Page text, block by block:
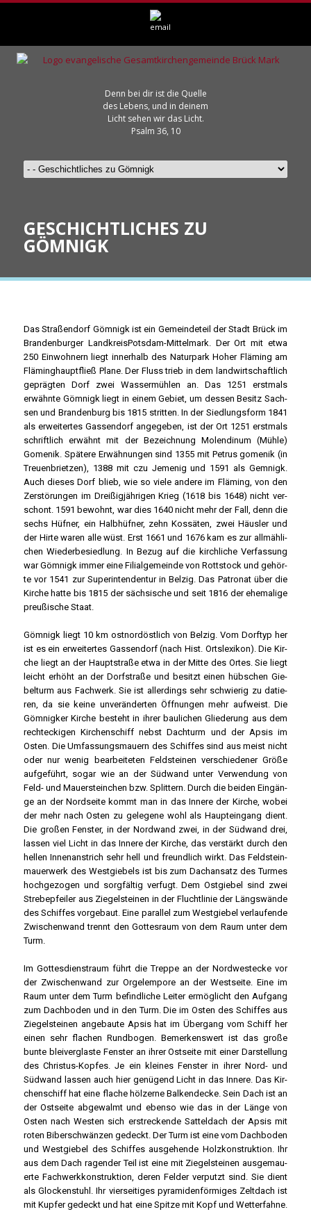
Denn bei dir ist die Quelle
des Lebens, und in deinem
Licht sehen wir das Licht.
Psalm 36, 10
GESCHICHTLICHES ZU
GÖMNIGK
Das Stra­ßen­dorf Göm­nigk ist ein Gemein­de­teil der Stadt Brück im
Bran­den­bur­ger Land­kreisPots­dam-Mit­tel­mark. Der Ort mit etwa
250 Ein­woh­nern liegt inner­halb des Natur­park Hoher Flä­ming am
Flä­ming­haupt­fließ Pla­ne. Der Fluss trieb in dem land­wirt­schaft­lich
gepräg­ten Dorf zwei Was­ser­müh­len an. Das 1251 erst­mals
erwähn­te Göm­nigk liegt in einem Gebiet, um des­sen Besitz Sach­
sen und Bran­den­burg bis 1815 strit­ten. In der Sied­lungs­form 1841
als erwei­ter­tes Gas­sen­dorf ange­ge­ben, ist der Ort 1251 erst­mals
schrift­lich erwähnt mit der Bezeich­nung Molen­dinum (Müh­le)
Gome­nik. Spä­te­re Erwäh­nun­gen sind 1355 mit Petrus gome­nik (in
Treu­en­briet­zen), 1388 mit czu Jeme­nig und 1591 als Gem­nigk.
Auch die­ses Dorf blieb, wie so vie­le ande­re im Flä­ming, von den
Zer­stö­run­gen im Drei­ßig­jäh­ri­gen Krieg (1618 bis 1648) nicht ver­
schont. 1591 bewohnt, war dies 1640 nicht mehr der Fall, denn die
sechs Hüf­ner, ein Halb­hüf­ner, zehn Kos­sä­ten, zwei Häus­ler und
der Hir­te waren alle wüst. Erst 1661 und 1676 kam es zur all­mäh­li­
chen Wie­der­be­sied­lung. In Bezug auf die kirch­li­che Ver­fas­sung
war Göm­nigk immer eine Fili­al­ge­mein­de von Rott­stock und gehör­
te vor 1541 zur Super­in­ten­den­tur in Bel­zig. Das Patro­nat über die
Kir­che hat­te bis 1815 der säch­si­sche und seit 1816 der ehe­ma­li­ge
preu­ßi­sche Staat.
Göm­nigk liegt 10 km ost­nord­öst­lich von Bel­zig. Vom Dorf­typ her
ist es ein erwei­ter­tes Gas­sen­dorf (nach Hist. Orts­le­xi­kon). Die Kir­
che liegt an der Haupt­stra­ße etwa in der Mit­te des Ortes. Sie liegt
leicht erhöht an der Dorf­stra­ße und besitzt einen hüb­schen Gie­
bel­turm aus Fach­werk. Sie ist aller­dings sehr schwie­rig zu datie­
ren, da sie kei­ne unver­än­der­ten Öff­nun­gen mehr auf­weist. Die
Göm­nig­ker Kir­che besteht in ihrer bau­li­chen Glie­de­rung aus dem
recht­ecki­gen Kir­chen­schiff nebst Dach­turm und der Apsis im
Osten. Die Umfas­sungs­mau­ern des Schif­fes sind aus meist nicht
oder nur wenig bear­bei­te­ten Feld­stei­nen ver­schie­de­ner Grö­ße
auf­ge­führt, sogar wie an der Süd­wand unter Ver­wen­dung von
Feld- und Mau­er­stein­chen bzw. Split­tern. Durch die bei­den Ein­gän­
ge an der Nord­sei­te kommt man in das Inne­re der Kir­che, wobei
der mehr nach Osten zu gele­ge­ne wohl als Haupt­ein­gang dient.
Die gro­ßen Fens­ter, in der Nord­wand zwei, in der Süd­wand drei,
las­sen viel Licht in das Inne­re der Kir­che, das ver­stärkt durch den
hel­len Innen­an­strich sehr hell und freund­lich wirkt. Das Feld­stein­
mau­er­werk des West­gie­bels ist bis zum Dach­an­satz des Tur­mes
hoch­ge­zo­gen und sorg­fäl­tig ver­fugt. Dem Ost­gie­bel sind zwei
Stre­be­pfei­ler aus Zie­gel­stei­nen in der Flucht­li­nie der Längs­wän­de
des Schif­fes vor­ge­baut. Eine par­al­lel zum West­gie­bel ver­lau­fen­de
Zwi­schen­wand trennt den Got­tes­raum von dem Raum unter dem
Turm.
Im Got­tes­dienstraum führt die Trep­pe an der Nord­west­ecke vor
der Zwi­schen­wand zur Orgel­em­po­re an der West­sei­te. Eine im
Raum unter dem Turm befind­li­che Lei­ter ermög­licht den Auf­gang
zum Dach­bo­den und in den Turm. Die im Osten des Schif­fes aus
Zie­gel­stei­nen ange­bau­te Apsis hat im Über­gang vom Schiff her
einen sehr fla­chen Rund­bo­gen. Bemer­kens­wert ist das gro­ße
bun­te blei­ver­glas­te Fens­ter an ihrer Ost­sei­te mit einer Dar­stel­lung
des Chris­tus-Kop­fes. Je ein klei­nes Fens­ter in ihrer Nord- und
Süd­wand las­sen auch hier genü­gend Licht in das Inne­re. Das Kir­
chen­schiff hat eine fla­che höl­zer­ne Bal­ken­de­cke. Sein Dach ist an
der Ost­sei­te abge­walmt und eben­so wie das in der Län­ge von
Osten nach Wes­ten sich erstre­cken­de Sat­tel­dach der Apsis mit
roten Biber­schwän­zen gedeckt. Der Turm ist eine vom Dach­bo­den
und West­gie­bel des Schif­fes aus­ge­hen­de Holz­kon­struk­ti­on. Ihr
aus dem Dach ragen­der Teil ist eine mit Zie­gel­stei­nen aus­ge­mau­
er­te Fach­werk­kon­struk­ti­on, deren Fel­der ver­putzt sind. Sie dient
als Glo­cken­stuhl. Ihr vier­sei­ti­ges pyra­mi­den­för­mi­ges Zelt­dach ist
mit Kup­fer gedeckt und hat eine Spit­ze mit Kopf und Wet­ter­fah­ne.